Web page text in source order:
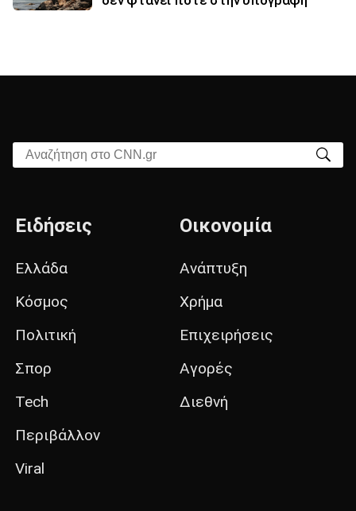
Αναζήτηση στο CNN.gr
Ειδήσεις
Ελλάδα
Κόσμος
Πολιτική
Σπορ
Tech
Περιβάλλον
Viral
Οικονομία
Ανάπτυξη
Χρήμα
Επιχειρήσεις
Αγορές
Διεθνή